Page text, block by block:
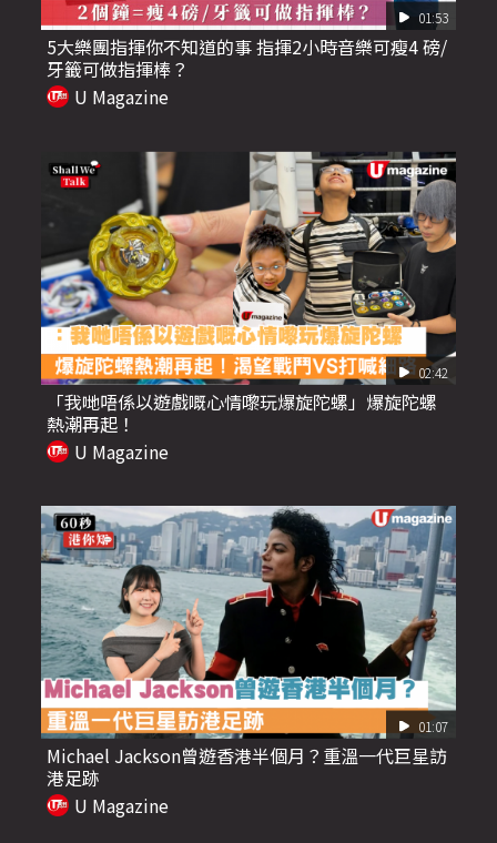
01:53
5大樂團指揮你不知道的事 指揮2小時音樂可瘦4 磅/
牙籤可做指揮棒？
U Magazine
02:42
「我哋唔係以遊戲嘅心情嚟玩爆旋陀螺」爆旋陀螺
熱潮再起！
U Magazine
01:07
Michael Jackson曾遊香港半個月？重溫一代巨星訪
港足跡
U Magazine